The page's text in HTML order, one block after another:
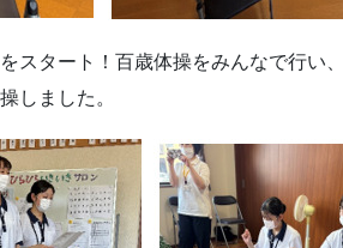
スタート！百歳体操をみんなで行い
しました。